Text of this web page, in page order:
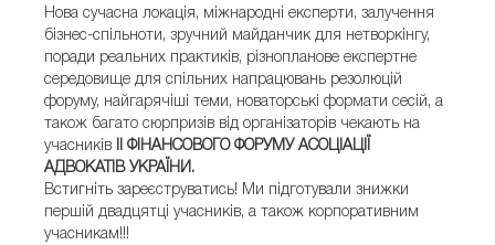
Нова сучасна локація, міжнародні експерти, залучення
бізнес-спільноти, зручний майданчик для нетворкінгу,
поради реальних практиків, різнопланове експертне
середовище для спільних напрацювань резолюцій
форуму, найгарячіші теми, новаторські формати сесій, а
також багато сюрпризів від організаторів чекають на
учасників ІІ ФІНАНСОВОГО ФОРУМУ АСОЦІАЦІЇ
АДВОКАТІВ УКРАЇНИ.
Встигніть зареєструватись! Ми підготували знижки
першій двадцятці учасників, а також корпоративним
учасникам!!!